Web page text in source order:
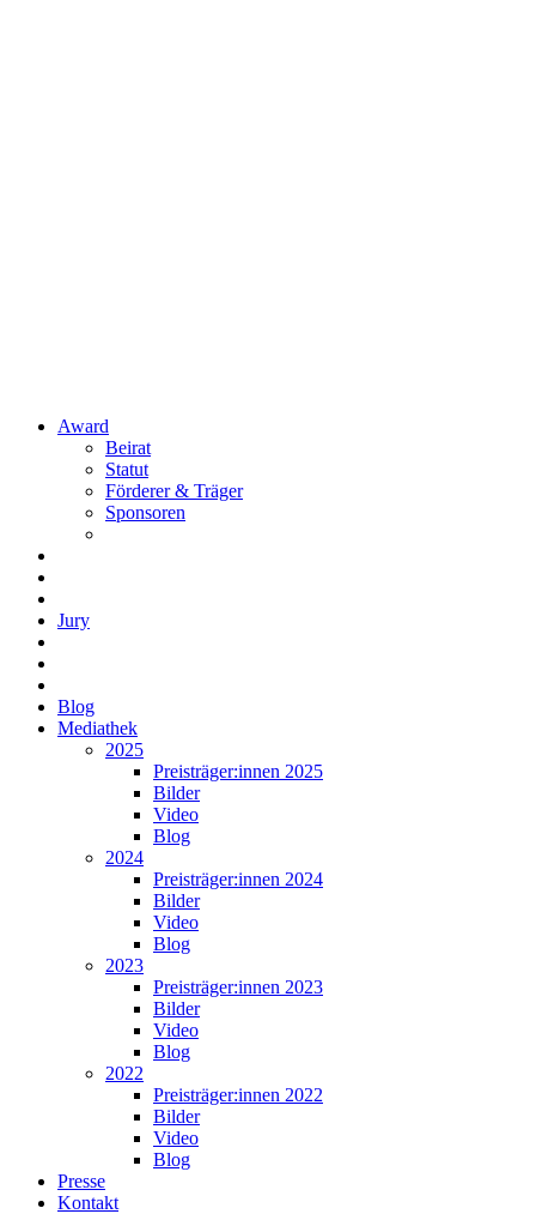
Award
Beirat
Statut
Förderer & Träger
Sponsoren
Jury
Blog
Mediathek
2025
Preisträger:innen 2025
Bilder
Video
Blog
2024
Preisträger:innen 2024
Bilder
Video
Blog
2023
Preisträger:innen 2023
Bilder
Video
Blog
2022
Preisträger:innen 2022
Bilder
Video
Blog
Presse
Kontakt